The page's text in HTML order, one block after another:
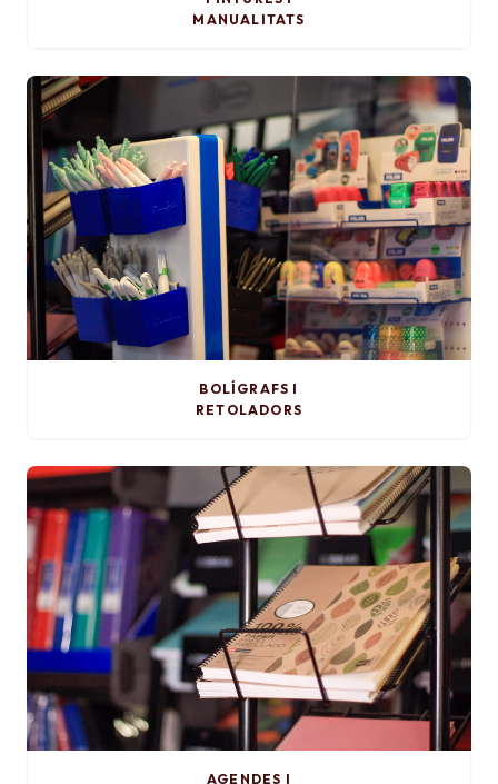
MANUALITATS
BOLÍGRAFS I
RETOLADORS
AGENDES I